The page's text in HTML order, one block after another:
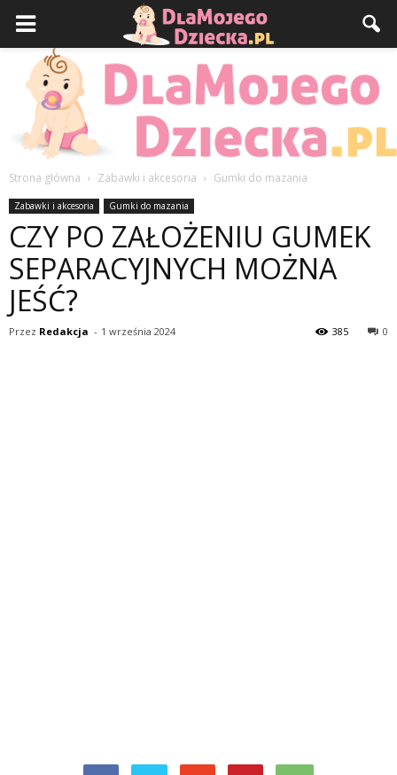
Strona główna Zabawki i akcesoria Gumki do mazania
Zabawki i akcesoria Gumki do mazania
CZY PO ZAŁOŻENIU GUMEK
SEPARACYJNYCH MOŻNA
JEŚĆ?
Przez Redakcja - 1 września 2024 0
385